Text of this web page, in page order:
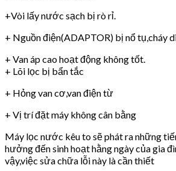
+Vòi lấy nước sạch bị rò rỉ.
+ Nguồn điện(ADAPTOR) bị nổ tụ,cháy
+ Van áp cao hoạt động không tốt.
+ Lõi lọc bị bẩn tắc
+ Hỏng van cơ,van điện từ
+ Vị trí đặt máy không cân bằng
Máy lọc nước kêu to sẽ phát ra những
hưởng đến sinh hoạt hằng ngày của gia
vậy,việc sửa chữa lỗi này là cần thiết